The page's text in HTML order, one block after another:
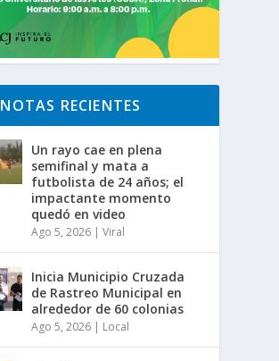
NOTAS RECIENTES
Un rayo cae en plena
semifinal y mata a
futbolista de 24 años; el
impactante momento
quedó en video
Ago 5, 2026 |Viral
Inicia Municipio Cruzada
de Rastreo Municipal en
alrededor de 60 colonias
Ago 5, 2026 | Local